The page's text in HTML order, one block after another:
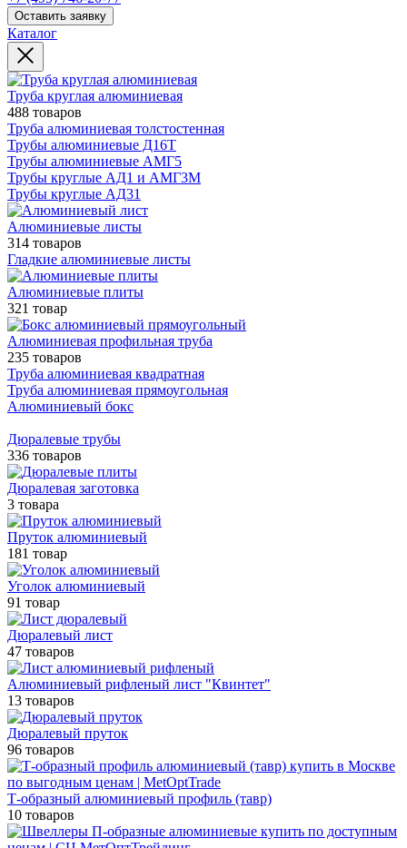
Оставить заявку
Каталог
Труба круглая алюминиевая
488 товаров
Труба алюминиевая толстостенная
Трубы алюминиевые Д16Т
Трубы алюминиевые АМГ5
Трубы круглые АД1 и АМГ3М
Трубы круглые АД31
Алюминиевые листы
314 товаров
Гладкие алюминиевые листы
Алюминиевые плиты
321 товар
Алюминиевая профильная труба
235 товаров
Труба алюминиевая квадратная
Труба алюминиевая прямоугольная
Алюминиевый бокс
Дюралевые трубы
336 товаров
Дюралевая заготовка
3 товара
Пруток алюминиевый
181 товар
Уголок алюминиевый
91 товар
Дюралевый лист
47 товаров
Алюминиевый рифленый лист "Квинтет"
13 товаров
Дюралевый пруток
96 товаров
Т-образный алюминиевый профиль (тавр)
10 товаров